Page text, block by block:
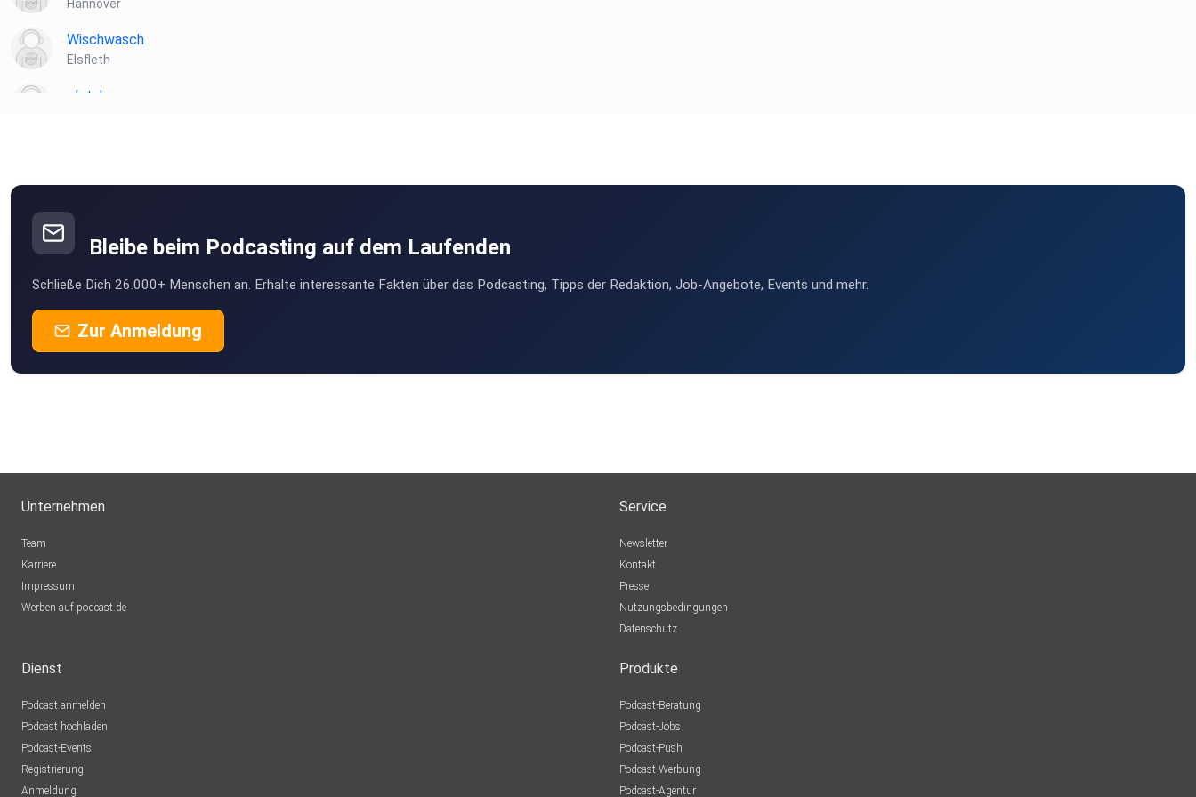
Hannover
Wischwasch
Elsfleth
plotzks
Bleibe beim Podcasting auf dem Laufenden
Schließe Dich 26.000+ Menschen an. Erhalte interessante Fakten über das Podcasting, Tipps der Redaktion, Job-Angebote, Events und mehr.
Zur Anmeldung
Unternehmen
Team
Karriere
Impressum
Werben auf podcast.de
Service
Newsletter
Kontakt
Presse
Nutzungsbedingungen
Datenschutz
Dienst
Podcast anmelden
Podcast hochladen
Podcast-Events
Registrierung
Anmeldung
Produkte
Podcast-Beratung
Podcast-Jobs
Podcast-Push
Podcast-Werbung
Podcast-Agentur